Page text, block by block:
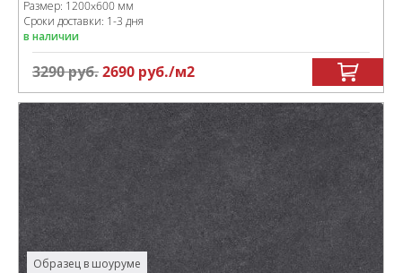
Размер: 1200x600 мм
Сроки доставки: 1-3 дня
в наличии
3290руб.2690 руб./м2
Образец в шоуруме